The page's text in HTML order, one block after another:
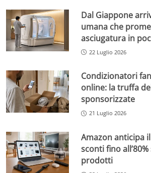
Dal Giappone
umana che
asciugatura in
22 Luglio 2026
Condizionatori
online: la truffa
sponsorizzate
21 Luglio 2026
Amazon anticipa
sconti fino
prodotti